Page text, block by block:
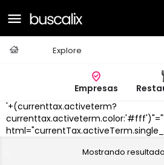
Explore
Empresas
'+(currenttax.activeterm?
Mostrando